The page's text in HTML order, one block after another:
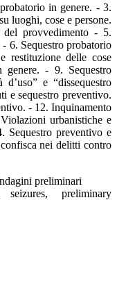
in genere. - 3.
luoghi, cose e persone.
provvedimento - 5.
6. Sequestro probatorio
restituzione delle cose
genere. - 9. Sequestro
e “dissequestro
e sequestro preventivo.
- 12. Inquinamento
urbanistiche e
Sequestro preventivo e
nei delitti contro
preliminari
preliminary